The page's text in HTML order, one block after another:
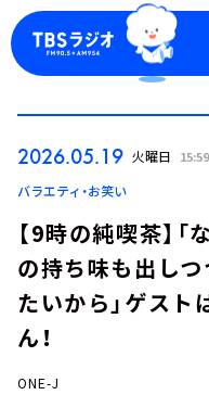
ログイン
2026.05.19 火曜日 15:59
バラエティ・お笑い
【9時の純喫茶】
の持ち味も出し
たいから」ゲス
ん！
ONE-J